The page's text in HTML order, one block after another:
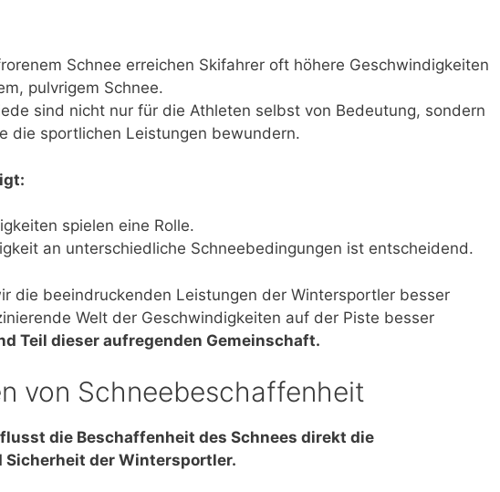
Schnee erreichen Skifahrer oft höhere Geschwindigkeiten
pulvrigem Schnee.
sind nicht nur für die Athleten selbst von Bedeutung, sondern
die sportlichen Leistungen bewundern.
spielen eine Rolle.
an unterschiedliche Schneebedingungen ist entscheidend.
die beeindruckenden Leistungen der Wintersportler besser
Welt der Geschwindigkeiten auf der Piste besser
Teil dieser aufregenden Gemeinschaft.
von Schneebeschaffenheit
die Beschaffenheit des Schnees direkt die
Sicherheit der Wintersportler.